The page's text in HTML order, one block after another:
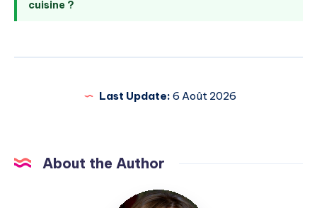
cuisine ?
Last Update: 6 Août 2026
About the Author
Elise